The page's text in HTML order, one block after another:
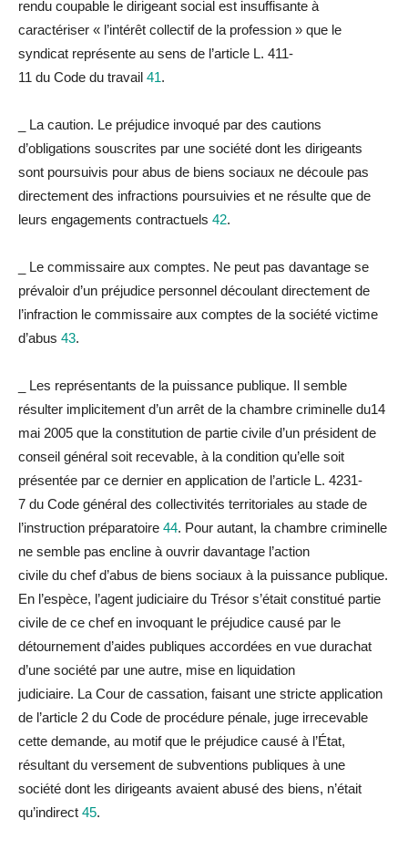
rendu coupable le dirigeant social est insuffisante à
caractériser « l’intérêt collectif de la profession » que le
syndicat représente au sens de l’article L. 411-
11 du Code du travail 41.
La caution. Le préjudice invoqué par des cautions
d’obligations souscrites par une société dont les dirigeants
sont poursuivis pour abus de biens sociaux ne découle pas
directement des infractions poursuivies et ne résulte que de
leurs engagements contractuels 42.
Le commissaire aux comptes. Ne peut pas davantage se
prévaloir d’un préjudice personnel découlant directement de
l’infraction le commissaire aux comptes de la société victime
d’abus 43.
Les représentants de la puissance publique. Il semble
résulter implicitement d’un arrêt de la chambre criminelle du14
mai 2005 que la constitution de partie civile d’un président de
conseil général soit recevable, à la condition qu’elle soit
présentée par ce dernier en application de l’article L. 4231-
7 du Code général des collectivités territoriales au stade de
l’instruction préparatoire 44. Pour autant, la chambre criminelle
ne semble pas encline à ouvrir davantage l’action
civile du chef d’abus de biens sociaux à la puissance publique.
En l’espèce, l’agent judiciaire du Trésor s’était constitué partie
civile de ce chef en invoquant le préjudice causé par le
détournement d’aides publiques accordées en vue durachat
d’une société par une autre, mise en liquidation
judiciaire. La Cour de cassation, faisant une stricte application
de l’article 2 du Code de procédure pénale, juge irrecevable
cette demande, au motif que le préjudice causé à l’État,
résultant du versement de subventions publiques à une
société dont les dirigeants avaient abusé des biens, n’était
qu’indirect 45.